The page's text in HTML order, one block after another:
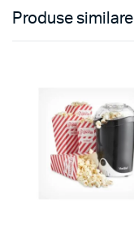
Produse similare